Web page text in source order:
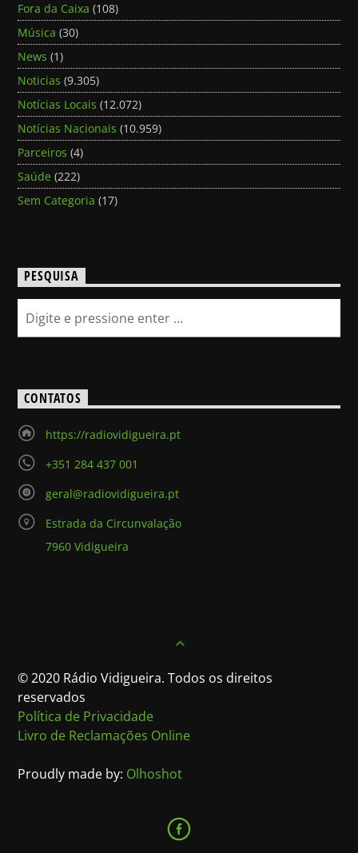
Fora da Caixa (108)
Música (30)
News (1)
Noticias (9.305)
Notícias Locais (12.072)
Notícias Nacionais (10.959)
Parceiros (4)
Saúde (222)
Sem Categoria (17)
PESQUISA
CONTATOS
https://radiovidigueira.pt
+351 284 437 001
geral@radiovidigueira.pt
Estrada da Circunvalação
7960 Vidigueira
© 2020 Rádio Vidigueira. Todos os direitos
reservados
Política de Privacidade
Livro de Reclamações Online
Proudly made by: Olhoshot